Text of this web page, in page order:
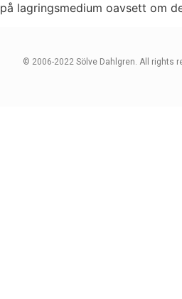
lagringsmedium oavsett om
© 2006-2022 Sölve Dahlgren. All rights